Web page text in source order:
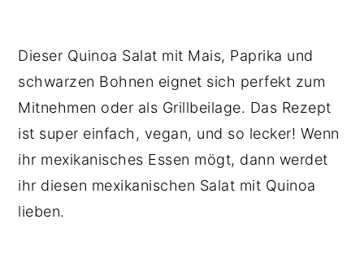
Dieser Quinoa Salat mit Mais, Paprika und
schwarzen Bohnen eignet sich perfekt zum
Mitnehmen oder als Grillbeilage. Das Rezept
ist super einfach, vegan, und so lecker! Wenn
ihr mexikanisches Essen mögt, dann werdet
ihr diesen mexikanischen Salat mit Quinoa
lieben.